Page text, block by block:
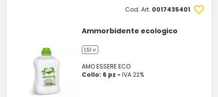
Cod. Art. 0017435401
Ammorbidente ecologico
1,5l ℮
AMO ESSERE ECO
Collo: 6 pz -IVA 22%